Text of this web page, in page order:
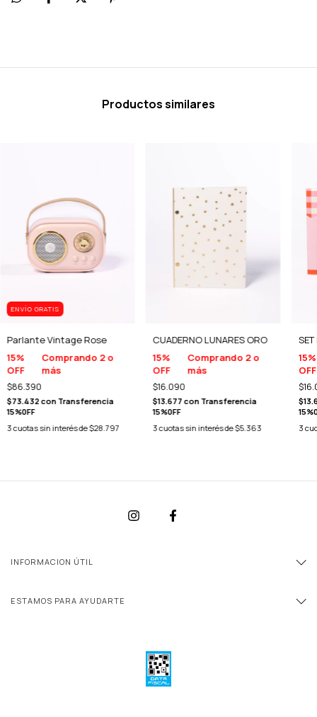
Productos similares
ENVÍO GRATIS
Parlante Vintage Rose
15%
OFF
Comprando 2 o
más
$86.390
$73.432 con Transferencia
15%0FF
3cuotas sin interés de$28.797
CUADERNO LUNARES ORO
15%
OFF
Comprando 2 o
más
$16.090
$13.677 con Transferencia
15%0FF
3cuotas sin interés de$5.363
15%
OFF
3
INFORMACION ÚTIL
ESTAMOS PARA AYUDARTE